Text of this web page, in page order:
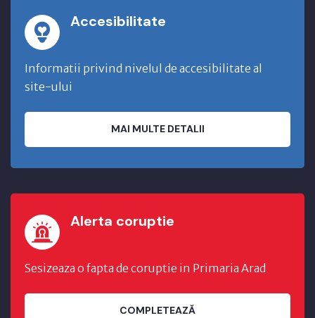
Accesibilitate
Informatii privind nivelul de accesibilitate al
site-ului
MAI MULTE DETALII
Alerta coruptie
Sesizeaza o fapta de coruptie in Primaria Arad
COMPLETEAZĂ